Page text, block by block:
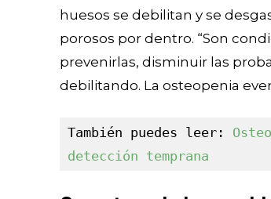
huesos se debilitan y se
porosos por dentro. “Son
prevenirlas, disminuir las
debilitando. La osteopenia
También puedes leer:
detección temprana